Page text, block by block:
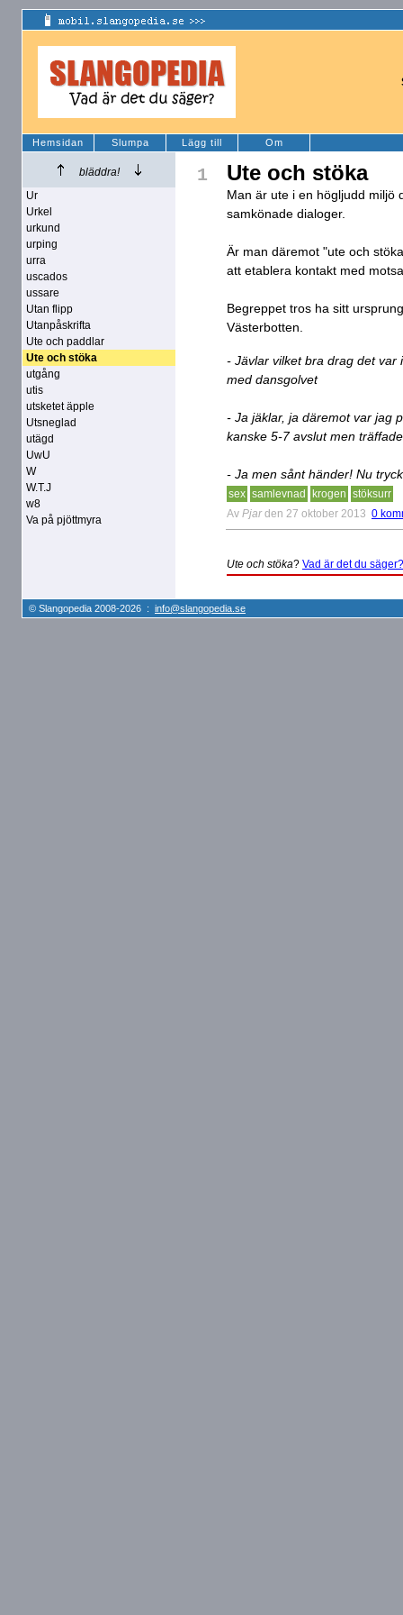
Hemsidan Slumpa Lägg till Om
bläddra!
Ur
Urkel
urkund
urping
urra
uscados
ussare
Utan flipp
Utanpåskrifta
Ute och paddlar
Ute och stöka
utgång
utis
utsketet äpple
Utsneglad
utägd
UwU
W
W.T.J
w8
Va på pjöttmyra
1 Ute och stöka
Man är ute i en högljudd miljö
samkönade dialoger.
Är man däremot "ute och
att etablera kontakt med
Begreppet tros ha sitt
Västerbotten.
- Jävlar vilket bra drag det var
med dansgolvet
- Ja jäklar, ja däremot var jag
kanske 5-7 avslut men
- Ja men sånt händer! Nu
sex samlevnad krogen stöksurr
Av Pjar den 27 oktober 2013 0
Ute och stöka? Vad är det du säger?
© Slangopedia 2008-2026 : info@slangopedia.se